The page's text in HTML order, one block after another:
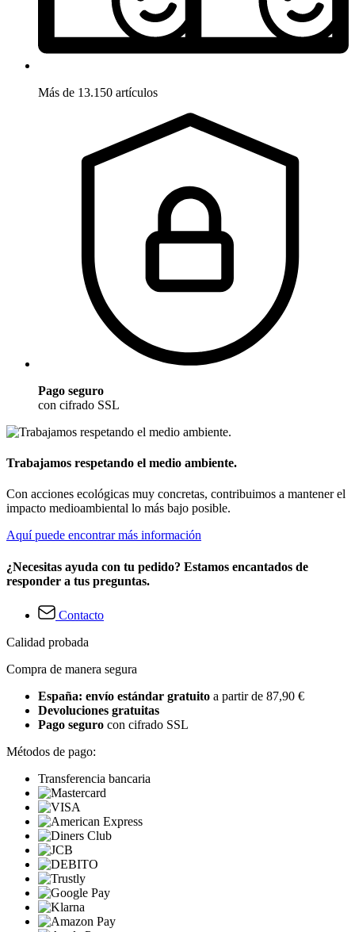
Más de 13.150 artículos
Pago seguro
con cifrado SSL
Trabajamos respetando el medio ambiente.
Con acciones ecológicas muy concretas, contribuimos a mantener el
impacto medioambiental lo más bajo posible.
Aquí puede encontrar más información
¿Necesitas ayuda con tu pedido? Estamos encantados de
responder a tus preguntas.
Contacto
Calidad probada
Compra de manera segura
España: envío estándar gratuito a partir de 87,90 €
Devoluciones gratuitas
Pago seguro con cifrado SSL
Métodos de pago:
Transferencia bancaria